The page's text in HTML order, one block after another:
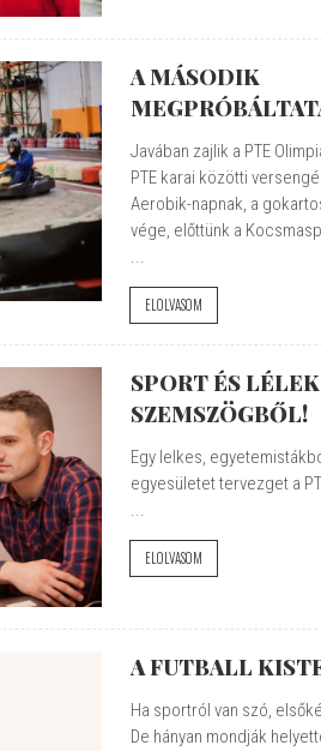
A MÁSODIK
Javában zajlik a PTE
PTE karai közötti
Aerobik-napnak, a
vége, előttünk a
...
ELOLVASOM
SPORT ÉS
SZEMSZÖGBŐL!
Egy lelkes,
egyesületet tervezget a
...
ELOLVASOM
A FUTBALL
Ha sportról van szó,
De hányan mondják